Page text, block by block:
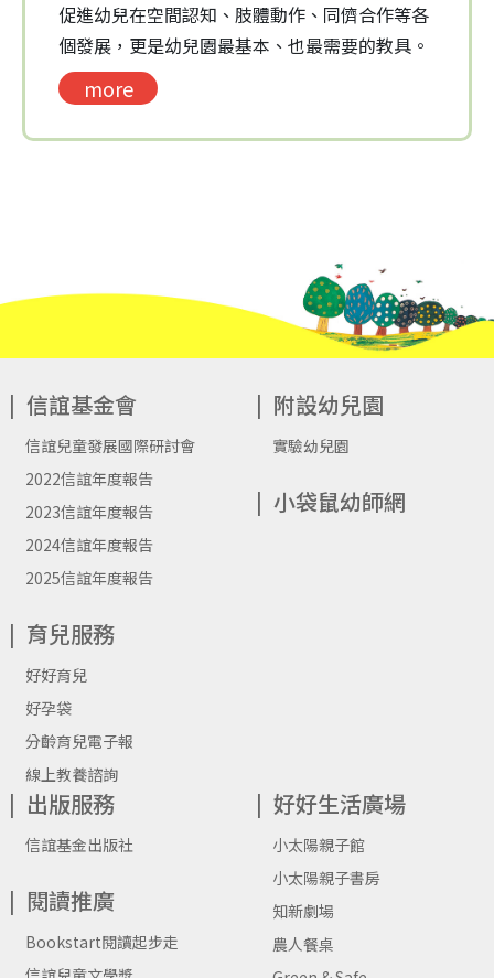
促進幼兒在空間認知、肢體動作、同儕合作等各
個發展，更是幼兒園最基本、也最需要的教具。
more
信誼基金會
信誼兒童發展國際研討會
2022信誼年度報告
2023信誼年度報告
2024信誼年度報告
2025信誼年度報告
育兒服務
好好育兒
好孕袋
分齡育兒電子報
線上教養諮詢
附設幼兒園
實驗幼兒園
小袋鼠幼師網
出版服務
信誼基金出版社
閱讀推廣
Bookstart閱讀起步走
好好生活廣場
小太陽親子館
小太陽親子書房
知新劇場
農人餐桌